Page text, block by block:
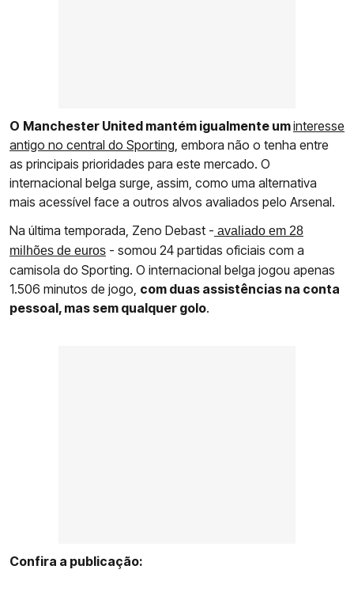
O Manchester United mantém igualmente uminteresse
antigo no central do Sporting , embora não o tenha entre
as principais prioridades para este mercado. O
internacional belga surge, assim, como uma alternativa
mais acessível face a outros alvos avaliados pelo Arsenal.
Na última temporada, Zeno Debast - avaliado em 28
milhões de euros - somou 24 partidas oficiais com a
camisola do Sporting. O internacional belga jogou apenas
1.506 minutos de jogo, com duas assistências na conta
pessoal, mas sem qualquer golo.
Confira a publicação: